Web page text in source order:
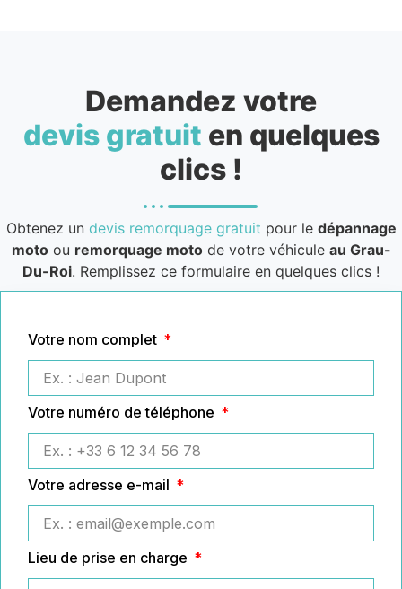
Demandez votre
devis gratuit en quelques
clics !
Obtenez un devis remorquage gratuit pour le dépannage
motoou remorquage motode votre véhicule au Grau-
Du-Roi. Remplissez ce formulaire en quelques clics !
Votre nom complet
Votre numéro de téléphone
Votre adresse e-mail
Lieu de prise en charge